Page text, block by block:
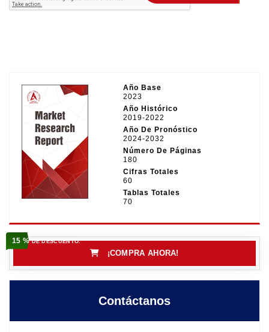
Año Base
2023
Año Histórico
2019-2022
Año De Pronóstico
2024-2032
Número De Páginas
180
Cifras Totales
60
Tablas Totales
70
15 %DE DESCUENTO.
¡COMPRA AHORA!
Contáctanos